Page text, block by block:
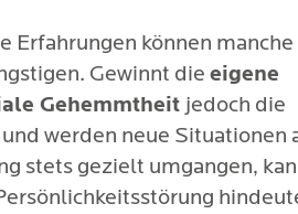
Erfahrungen können manche
Gewinnt die eigene
Gehemmtheit jedoch die
werden neue Situationen
stets gezielt umgangen,